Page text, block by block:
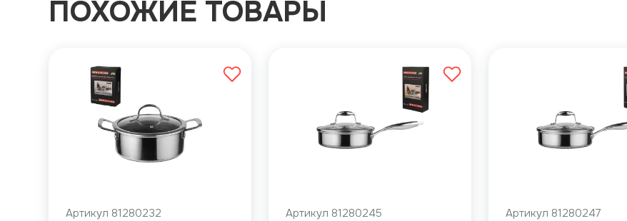
ПОХОЖИЕ ТОВАРЫ
Артикул 81280232 Артикул 81280245 Артикул 81280247